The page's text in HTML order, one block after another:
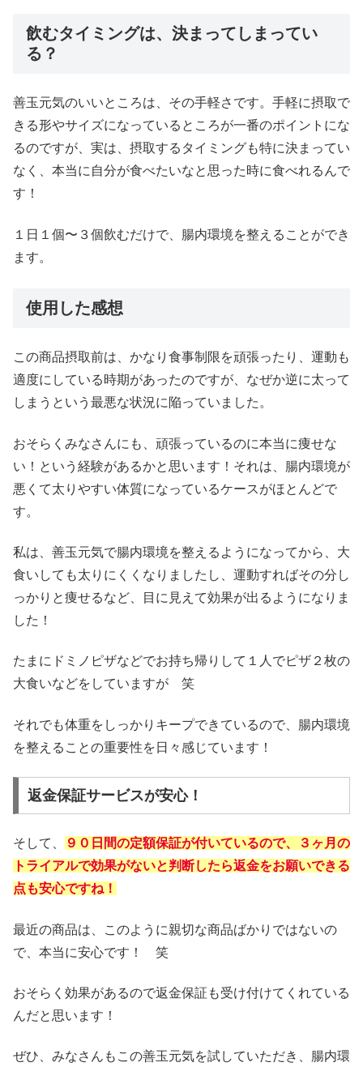
飲むタイミングは、決まってしまってい
る？
善玉元気のいいところは、その手軽さです。手軽に摂取で
きる形やサイズになっているところが一番のポイントにな
るのですが、実は、摂取するタイミングも特に決まってい
なく、本当に自分が食べたいなと思った時に食べれるんで
す！
１日１個〜３個飲むだけで、腸内環境を整えることができ
ます。
使用した感想
この商品摂取前は、かなり食事制限を頑張ったり、運動も
適度にしている時期があったのですが、なぜか逆に太って
しまうという最悪な状況に陥っていました。
おそらくみなさんにも、頑張っているのに本当に痩せな
い！という経験があるかと思います！それは、腸内環境が
悪くて太りやすい体質になっているケースがほとんどで
す。
私は、善玉元気で腸内環境を整えるようになってから、大
食いしても太りにくくなりましたし、運動すればその分し
っかりと痩せるなど、目に見えて効果が出るようになりま
した！
たまにドミノピザなどでお持ち帰りして１人でピザ２枚の
大食いなどをしていますが 笑
それでも体重をしっかりキープできているので、腸内環境
を整えることの重要性を日々感じています！
返金保証サービスが安心！
そして、
９０日間の定額保証が付いているので、３ヶ月の
トライアルで効果がないと判断したら返金をお願いできる
点も安心ですね！
最近の商品は、このように親切な商品ばかりではないの
で、本当に安心です！ 笑
おそらく効果があるので返金保証も受け付けてくれている
んだと思います！
ぜひ、みなさんもこの善玉元気を試していただき、腸内環